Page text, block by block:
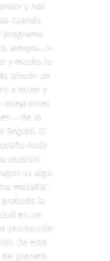
y nos
cuando
amigos…!»
y medio, la
añadir un
a todos y
integrantes
de la
Bogotá. El
Andy
ocasión:
es algo
medalla”.
la
en un
producción
De esta
planeta